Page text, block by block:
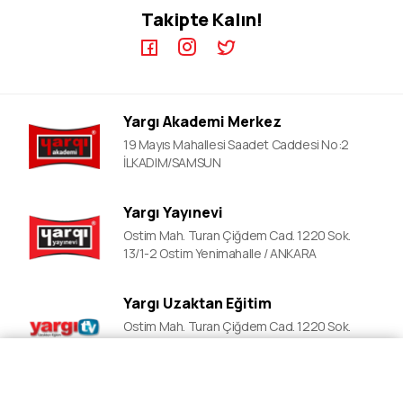
KPSS A Video Dersler
YDS Video Ders
Takipte Kalın!
Yargı Akademi Merkez
19 Mayıs Mahallesi Saadet Caddesi No:2
İLKADIM/SAMSUN
Yargı Yayınevi
Ostim Mah. Turan Çiğdem Cad. 1220 Sok.
13/1-2 Ostim Yenimahalle / ANKARA
Yargı Uzaktan Eğitim
Ostim Mah. Turan Çiğdem Cad. 1220 Sok.